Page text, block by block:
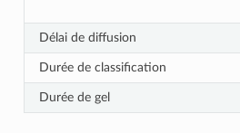
Délai de diffusion
Durée de classification
Durée de gel